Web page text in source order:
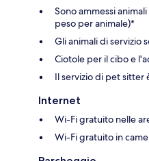
Sono ammessi
peso per animale)*
Gli animali di servizio
Ciotole per il cibo e
Il servizio di pet sitter
Internet
Wi-Fi gratuito nelle
Wi-Fi gratuito in